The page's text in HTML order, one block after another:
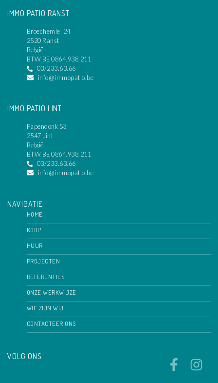
IMMO PATIO RANST
Broechemlei 24
2520 Ranst
België
BTW BE 0864.938.211
03/233.63.66
info@immopatio.be
IMMO PATIO LINT
Papendonk 53
2547 Lint
België
BTW BE 0864.938.211
03/233.63.66
info@immopatio.be
NAVIGATIE
HOME
KOOP
HUUR
PROJECTEN
REFERENTIES
ONZE WERKWIJZE
WIE ZIJN WIJ
CONTACTEER ONS
VOLG ONS